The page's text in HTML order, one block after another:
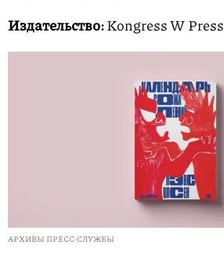
Издательство:Kongress W Press
АРХИВЫ ПРЕСС-СЛУЖБЫ